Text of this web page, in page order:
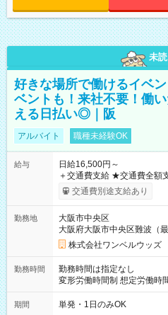
未読
好きな場所で働けるイベ
ベントも！来社不要！働
える日払い◎｜阪
アルバイト 職種未経験OK
給与
日給16,500円～
＋交通費支給 ★交通費全額支給！ ★日払いOK！（規定あり） ┗
働いたその日に現金GET♪
交通費別途支給あり
勤務地
大阪市中央区
大阪府大阪市中央区難波（
株式会社ワンベルウッズ
勤務時間
勤務時間は指定なし
変形労働時間制 想定労働時間160時間/月 【
00～20：00
期間 単発・1日のみOK